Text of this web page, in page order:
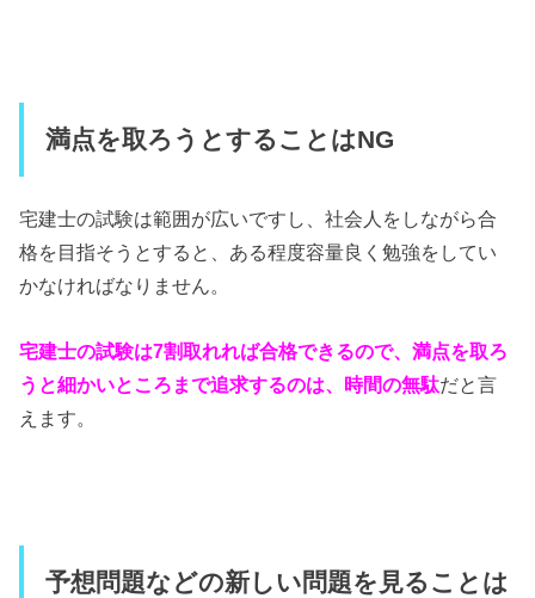
満点を取ろうとすることはNG
宅建士の試験は範囲が広いですし、社会人をしながら合
格を目指そうとすると、ある程度容量良く勉強をしてい
かなければなりません。
宅建士の試験は7割取れれば合格できるので、満点を取ろ
うと細かいところまで追求するのは、時間の無駄だと言
えます。
予想問題などの新しい問題を見ることは